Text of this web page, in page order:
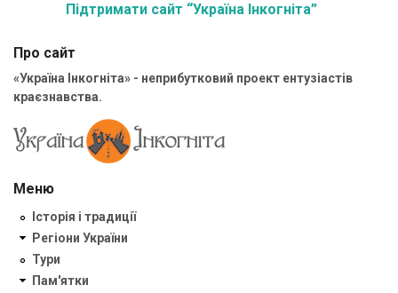
Підтримати сайт “Україна Інкогніта”
Про сайт
«Україна Інкогніта» - неприбутковий проект ентузіастів
краєзнавства.
Меню
Історія і традиції
Регіони України
Тури
Пам'ятки